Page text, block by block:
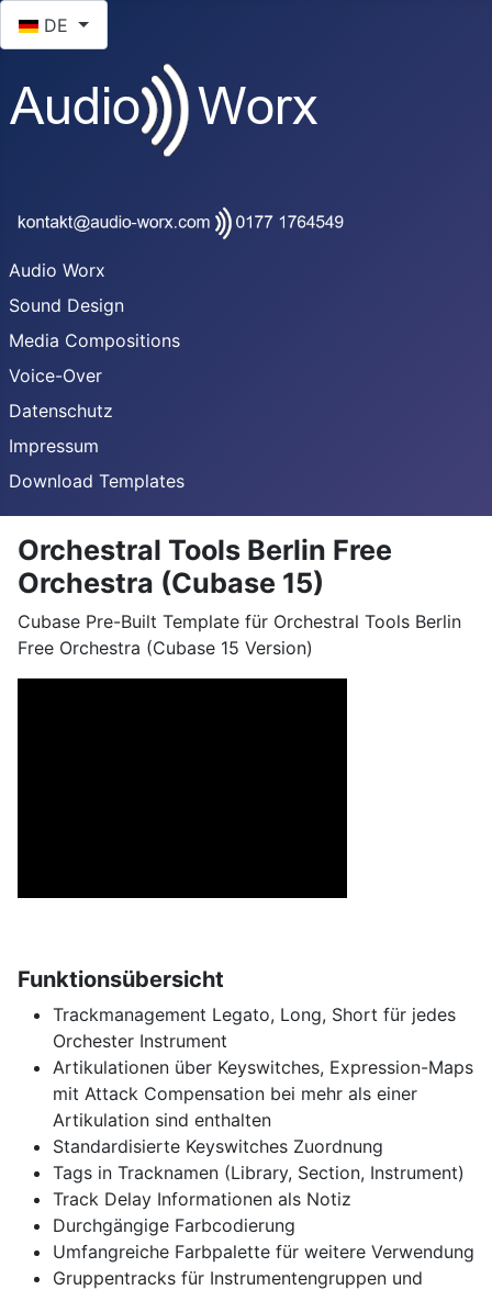
DE
Audio Worx
Sound Design
Media Compositions
Voice-Over
Datenschutz
Impressum
Download Templates
Orchestral Tools Berlin Free
Orchestra (Cubase 15)
Cubase Pre-Built Template für Orchestral Tools Berlin
Free Orchestra (Cubase 15 Version)
Funktionsübersicht
Trackmanagement Legato, Long, Short für jedes
Orchester Instrument
Artikulationen über Keyswitches, Expression-Maps
mit Attack Compensation bei mehr als einer
Artikulation sind enthalten
Standardisierte Keyswitches Zuordnung
Tags in Tracknamen (Library, Section, Instrument)
Track Delay Informationen als Notiz
Durchgängige Farbcodierung
Umfangreiche Farbpalette für weitere Verwendung
Gruppentracks für Instrumentengruppen und